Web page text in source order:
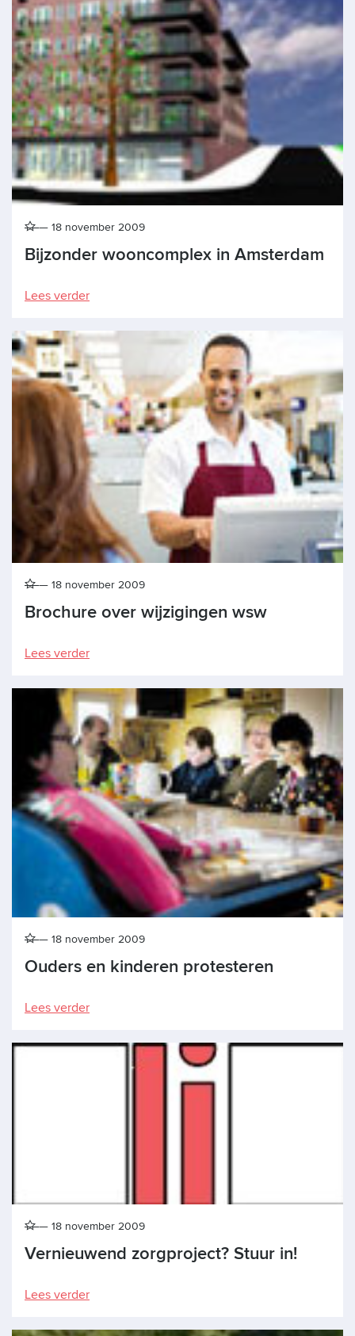
Bijzonder wooncomplex in Amsterdam
18 november 2009
Lees verder
Brochure over wijzigingen wsw
18 november 2009
Lees verder
Ouders en kinderen protesteren
18 november 2009
Lees verder
Vernieuwend zorgproject? Stuur in!
18 november 2009
Lees verder